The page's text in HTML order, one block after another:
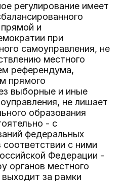
регулирование имеет
и
при
самоуправления, не
местного
референдума,
прямого
выборные и иные
не лишает
образования
- с
федеральных
с ними
Федерации -
органов местного
за рамки